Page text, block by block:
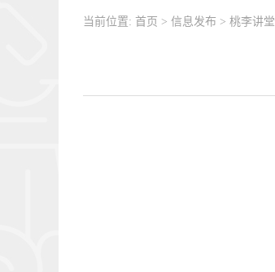
当前位置: 首页 > 信息发布 > 桃李讲堂